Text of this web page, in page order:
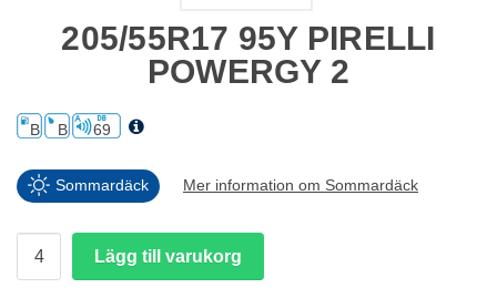
205/55R17 95Y PIRELLI
POWERGY 2
B B 69
Sommardäck Mer information om Sommardäck